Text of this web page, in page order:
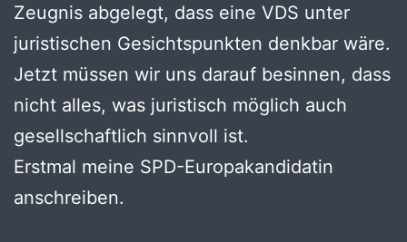
Zeugnis abgelegt, dass eine VDS unter
juristischen Gesichtspunkten denkbar wäre.
Jetzt müssen wir uns darauf besinnen, dass
nicht alles, was juristisch möglich auch
gesellschaftlich sinnvoll ist.
Erstmal meine SPD-Europakandidatin
anschreiben.